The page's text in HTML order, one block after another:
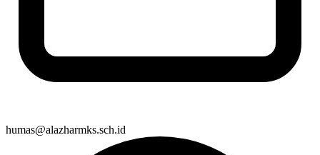
humas@alazharmks.sch.id